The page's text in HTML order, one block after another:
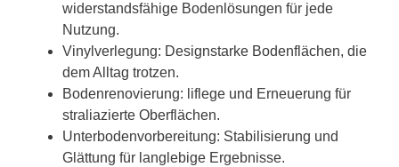
widerstandsfähige Bodenlösungen für jede
Nutzung.
Vinylverlegung: Designstarke Bodenflächen, die
dem Alltag trotzen.
Bodenrenovierung: liflege und Erneuerung für
straliazierte Oberflächen.
Unterbodenvorbereitung: Stabilisierung und
Glättung für langlebige Ergebnisse.